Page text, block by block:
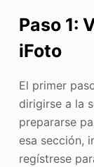
Paso 1:
iFoto
El primer
dirigirse a la
prepararse
esa sección,
regístrese